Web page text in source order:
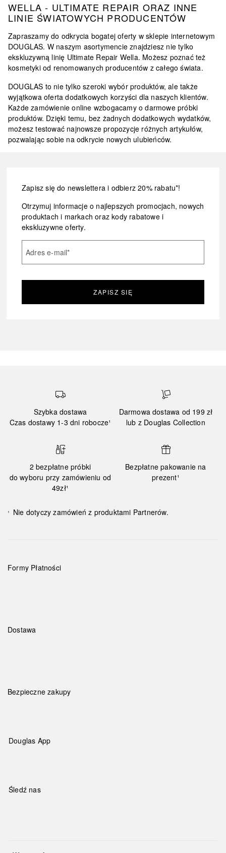
WELLA - ULTIMATE REPAIR ORAZ INNE
LINIE ŚWIATOWYCH PRODUCENTÓW
Zapraszamy do odkrycia bogatej oferty w sklepie internetowym
DOUGLAS. W naszym asortymencie znajdziesz nie tylko
ekskluzywną linię Ultimate Repair Wella. Możesz poznać też
kosmetyki od renomowanych producentów z całego świata.
DOUGLAS to nie tylko szeroki wybór produktów, ale także
wyjątkowa oferta dodatkowych korzyści dla naszych klientów.
Każde zamówienie online wzbogacamy o darmowe próbki
produktów. Dzięki temu, bez żadnych dodatkowych wydatków,
możesz testować najnowsze propozycje różnych artykułów,
pozwalając sobie na odkrycie nowych ulubieńców.
Zapisz się do newslettera i odbierz 20% rabatu*!
Otrzymuj informacje o najlepszych promocjach, nowych
produktach i markach oraz kody rabatowe i
ekskluzywne oferty.
Adres e-mail*
ZAPISZ SIĘ
Szybka dostawa
Czas dostawy 1-3 dni robocze¹
Darmowa dostawa od 199 zł
lub z Douglas Collection
2 bezpłatne próbki
do wyboru przy zamówieniu od
49zł¹
Bezpłatne pakowanie na
prezent¹
¹ Nie dotyczy zamówień z produktami Partnerów.
Formy Płatności
Dostawa
Bezpieczne zakupy
Douglas App
Śledź nas